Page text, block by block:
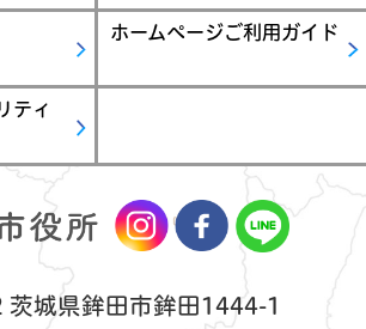
ホームページご利用ガイド
ティ
茨城県鉾田市鉾田1444-1